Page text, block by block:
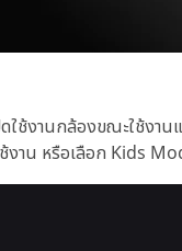
ใช้งานกล้องขณะใช้งาน
าน หรือเลือก Kids